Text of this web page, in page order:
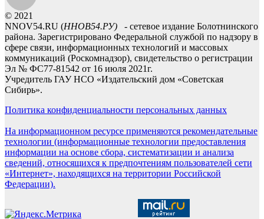
© 2021
NNOV54.RU (ННОВ54.РУ) - сетевое издание Болотнинского
района. Зарегистрировано Федеральной службой по надзору в
сфере связи, информационных технологий и массовых
коммуникаций (Роскомнадзор), свидетельство о регистрации
Эл № ФС77-81542 от 16 июля 2021г.
Учредитель ГАУ НСО «Издательский дом «Советская
Сибирь».
Политика конфиденциальности персональных данных
На информационном ресурсе применяются рекомендательные
технологии (информационные технологии предоставления
информации на основе сбора, систематизации и анализа
сведений, относящихся к предпочтениям пользователей сети
«Интернет», находящихся на территории Российской
Федерации).